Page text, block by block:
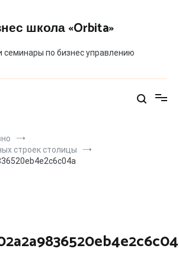
школа «Orbita»
семинары по бизнес управлению
строек столицы